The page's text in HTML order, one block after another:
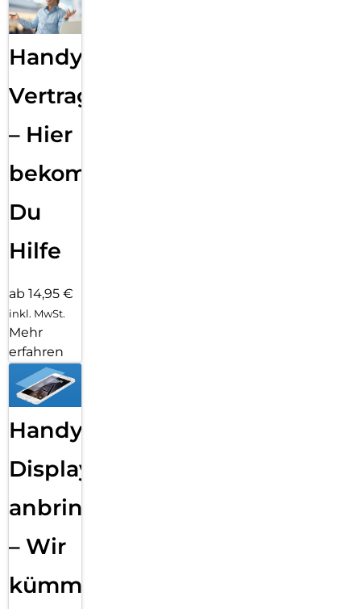
Handy
Vertragsabwicklung
– Hier
bekommst
Du
Hilfe
ab 14,95 €
inkl. MwSt.
Mehr
erfahren
Handy
Displayfolie
anbringen
– Wir
kümmern